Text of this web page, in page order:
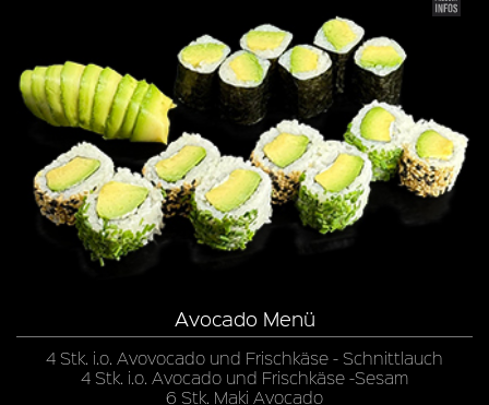
Avocado Menü
4 Stk. i.o. Avovocado und Frischkäse - Schnittlauch
4 Stk. i.o. Avocado und Frischkäse -Sesam
6 Stk. Maki Avocado